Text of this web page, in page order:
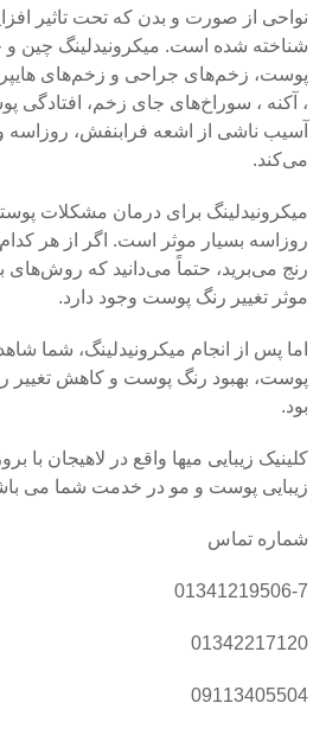
نواحی از صورت و بدن که تحت تاثیر
شناخته شده است. میکرونیدلینگ چین
پوست، زخم‌های جراحی و زخم‌های هایپر
، آکنه ، سوراخ‌های جای زخم، افتادگی
آسیب ناشی از اشعه فرابنفش، روزاسه
می‌کند.
میکرونیدلینگ برای درمان مشکلات
روزاسه بسیار موثر است. اگر از هر
رنج می‌برید، حتماً می‌دانید که روش‌های
موثر تغییر رنگ پوست وجود دارد.
اما پس از انجام میکرونیدلینگ، شما
پوست، بهبود رنگ پوست و کاهش تغییر
بود.
کلینیک زیبایی میها واقع در لاهیجان با
زیبایی پوست و مو در خدمت شما می
شماره تماس
01341219506-7
01342217120
09113405504